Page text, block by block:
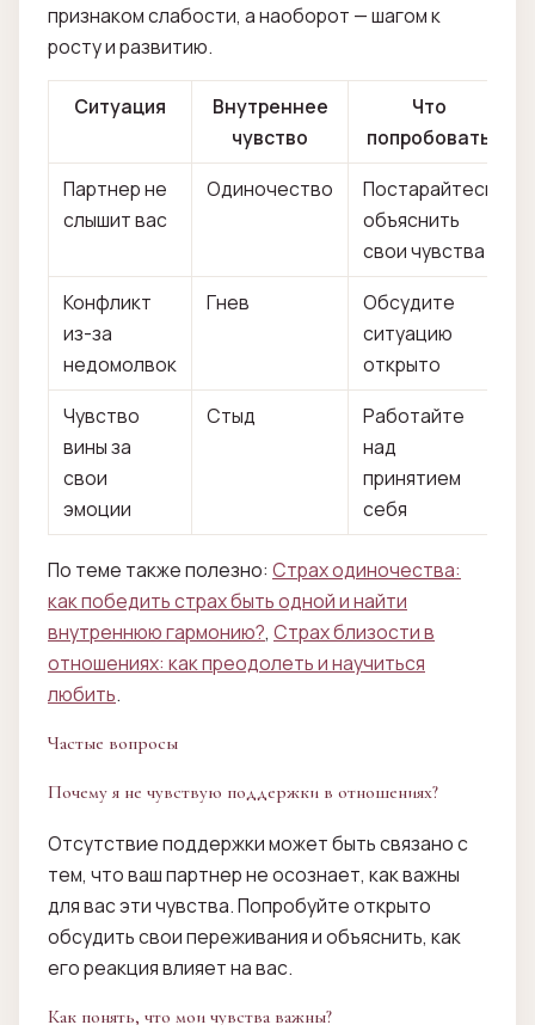
признаком слабости, а наоборот — шагом к
росту и развитию.
Ситуация
Внутреннее
чувство
Что
попробовать
Партнер не
слышит вас
Одиночество
Постарайтесь
объяснить
свои чувства
Конфликт
из-за
недомолвок
Гнев
Обсудите
ситуацию
открыто
Чувство
вины за
свои
эмоции
Стыд
Работайте
над
принятием
себя
По теме также полезно: Страх одиночества:
как победить страх быть одной и найти
внутреннюю гармонию?, Страх близости в
отношениях: как преодолеть и научиться
любить.
Частые вопросы
Почему я не чувствую поддержки в отношениях?
Отсутствие поддержки может быть связано с
тем, что ваш партнер не осознает, как важны
для вас эти чувства. Попробуйте открыто
обсудить свои переживания и объяснить, как
его реакция влияет на вас.
Как понять, что мои чувства важны?